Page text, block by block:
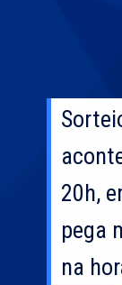
20h,
pega
na
20h,
pega
na